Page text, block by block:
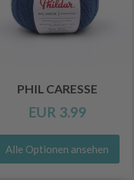
PHIL CARESSE
EUR 3.99
Alle Optionen ansehen